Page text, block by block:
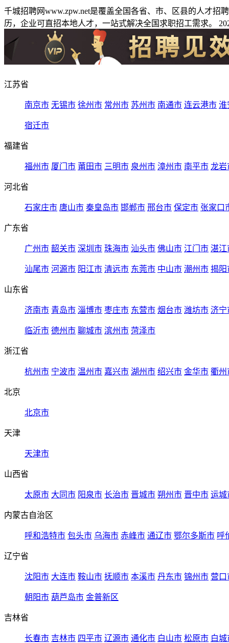
千城招聘网www.zpw.net是覆盖全国各省、市、区县的人才
历，企业可直招本地人才，一站式解决全国求职招工需求。
江苏省
南京市 无锡市 徐州市 常州市 苏州市 南通市 连云港市 淮
宿迁市
福建省
福州市 厦门市 莆田市 三明市 泉州市 漳州市 南平市 龙岩
河北省
石家庄市 唐山市 秦皇岛市 邯郸市 邢台市 保定市 张家口
广东省
广州市 韶关市 深圳市 珠海市 汕头市 佛山市 江门市 湛江
汕尾市 河源市 阳江市 清远市 东莞市 中山市 潮州市 揭阳
山东省
济南市 青岛市 淄博市 枣庄市 东营市 烟台市 潍坊市 济宁
临沂市 德州市 聊城市 滨州市 菏泽市
浙江省
杭州市 宁波市 温州市 嘉兴市 湖州市 绍兴市 金华市 衢州
北京
北京市
天津
天津市
山西省
太原市 大同市 阳泉市 长治市 晋城市 朔州市 晋中市 运城
内蒙古自治区
呼和浩特市 包头市 乌海市 赤峰市 通辽市 鄂尔多斯市 呼
辽宁省
沈阳市 大连市 鞍山市 抚顺市 本溪市 丹东市 锦州市 营口
朝阳市 葫芦岛市 金普新区
吉林省
长春市 吉林市 四平市 辽源市 通化市 白山市 松原市 白城